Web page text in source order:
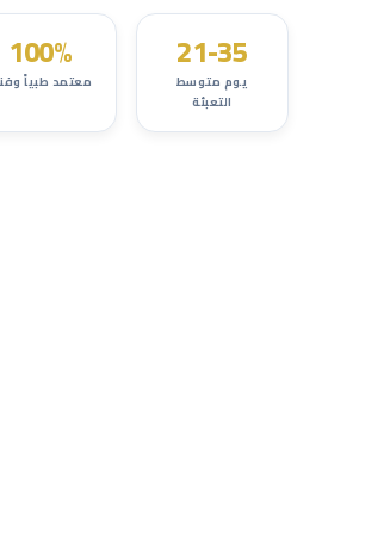
21-35
يوم متوسط
التعبئة
100%
معتمد طبياً